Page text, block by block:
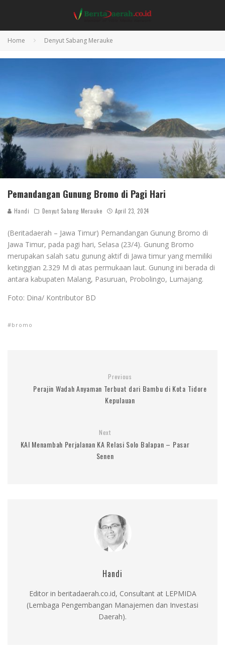
Home Denyut Sabang Merauke
Pemandangan Gunung Bromo di Pagi Hari
Handi Denyut Sabang Merauke April 23, 2024
(Beritadaerah – Jawa Timur) Pemandangan Gunung Bromo di
Jawa Timur, pada pagi hari, Selasa (23/4). Gunung Bromo
merupakan salah satu gunung aktif di Jawa timur yang memiliki
ketinggian 2.329 M di atas permukaan laut. Gunung ini berada di
antara kabupaten Malang, Pasuruan, Probolingo, Lumajang.
Foto: Dina/ Kontributor BD
bromo
Previous
Perajin Wadah Anyaman Terbuat dari Bambu di Kota Tidore
Kepulauan
Next
KAI Menambah Perjalanan KA Relasi Solo Balapan – Pasar
Senen
Handi
Editor in beritadaerah.co.id, Consultant at LEPMIDA
(Lembaga Pengembangan Manajemen dan Investasi
Daerah).